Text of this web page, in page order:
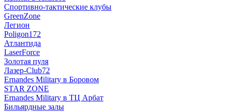
Спортивно-тактические клубы
GreenZone
Легион
Poligon172
Атлантида
LaserForce
Золотая пуля
Лазер-Club72
Ernandes Military в Боровом
STAR ZONE
Ernandes Military в ТЦ Арбат
Бильярдные залы